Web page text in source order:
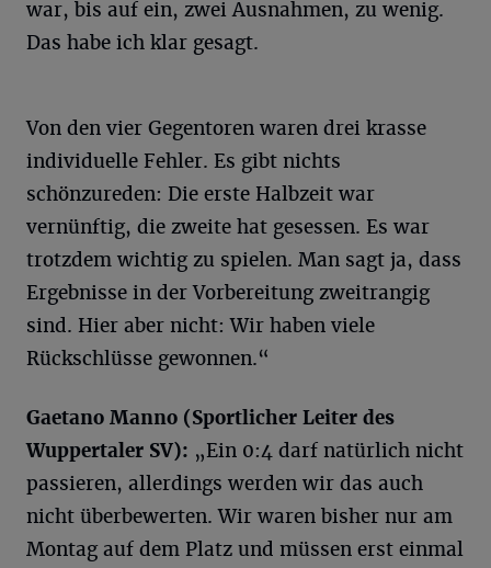
war, bis auf ein, zwei Ausnahmen, zu wenig.
Das habe ich klar gesagt.
Von den vier Gegentoren waren drei krasse
individuelle Fehler. Es gibt nichts
schönzureden: Die erste Halbzeit war
vernünftig, die zweite hat gesessen. Es war
trotzdem wichtig zu spielen. Man sagt ja, dass
Ergebnisse in der Vorbereitung zweitrangig
sind. Hier aber nicht: Wir haben viele
Rückschlüsse gewonnen.“
Gaetano Manno (Sportlicher Leiter des
Wuppertaler SV): „Ein 0:4 darf natürlich nicht
passieren, allerdings werden wir das auch
nicht überbewerten. Wir waren bisher nur am
Montag auf dem Platz und müssen erst einmal